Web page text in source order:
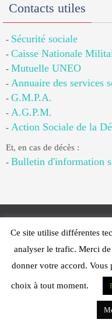
Contacts utiles
- Sécurité sociale
- Caisse Nationale
- Mutuelle UNEO
- Annuaire des services
- G.M.P.A.
- A.G.P.M.
- Action Sociale de la
Et, en cas de décès :
- Bulletin d'information
Web Design -
Fonctionne
Ce site utilise différentes
analyser le trafic. Merci
donner votre accord. Vous
choix à tout moment.